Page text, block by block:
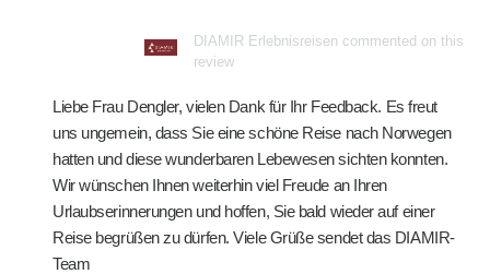
DIAMIR Erlebnisreisen commented on this
review
Liebe Frau Dengler, vielen Dank für Ihr Feedback. Es freut
uns ungemein, dass Sie eine schöne Reise nach Norwegen
hatten und diese wunderbaren Lebewesen sichten konnten.
Wir wünschen Ihnen weiterhin viel Freude an Ihren
Urlaubserinnerungen und hoffen, Sie bald wieder auf einer
Reise begrüßen zu dürfen. Viele Grüße sendet das DIAMIR-
Team